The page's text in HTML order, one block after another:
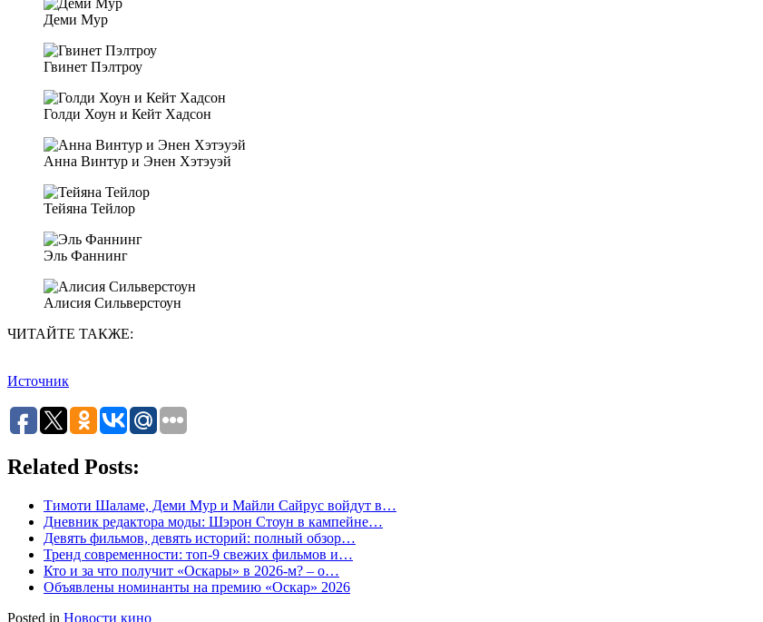
Деми Мур
Гвинет Пэлтроу
Голди Хоун и Кейт Хадсон
Анна Винтур и Энен Хэтэуэй
Тейяна Тейлор
Эль Фаннинг
Алисия Сильверстоун
ЧИТАЙТЕ ТАКЖЕ:
Источник
Related Posts:
Тимоти Шаламе, Деми Мур и Майли Сайрус войдут в…
Дневник редактора моды: Шэрон Стоун в кампейне…
Девять фильмов, девять историй: полный обзор…
Тренд современности: топ-9 свежих фильмов и…
Кто и за что получит «Оскары» в 2026-м? – о…
Объявлены номинанты на премию «Оскар» 2026
Posted in Новости кино